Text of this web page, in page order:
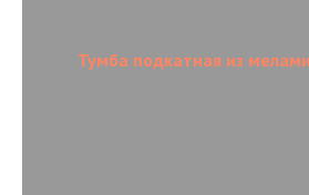
Тумба подкатная из